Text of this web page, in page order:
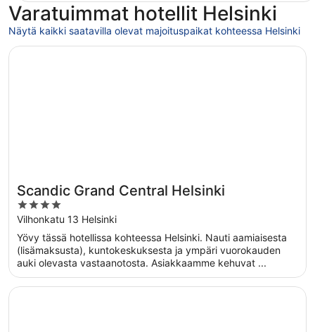
Varatuimmat hotellit Helsinki
Näytä kaikki saatavilla olevat majoituspaikat kohteessa Helsinki
Scandic Grand Central Helsinki
4
out
of
5
Vilhonkatu 13 Helsinki
Yövy tässä hotellissa kohteessa Helsinki. Nauti aamiaisesta
(lisämaksusta), kuntokeskuksesta ja ympäri vuorokauden
auki olevasta vastaanotosta. Asiakkaamme kehuvat ...
Avautuu uuteen ikkunaan
Scandic Grand Central Helsinki
Avautuu uuteen ikkunaan
VALO Hotel & Work Helsinki